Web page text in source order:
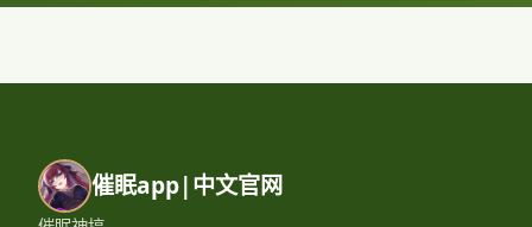
催眠app|中文官网